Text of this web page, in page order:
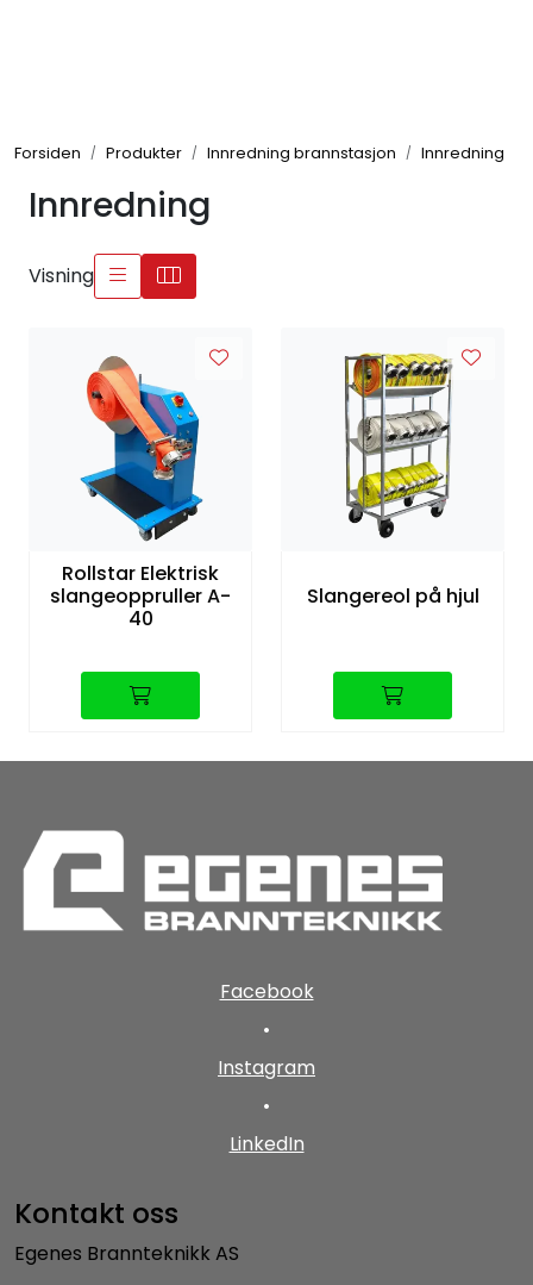
Forsiden Produkter Innredning brannstasjon Innredning
Innredning
Visning
Rollstar Elektrisk
slangeoppruller A-
40
Slangereol på hjul
Facebook
•
Instagram
•
LinkedIn
Kontakt oss
Egenes Brannteknikk AS
Produkter
Nyheter
Kvalitet og miljø